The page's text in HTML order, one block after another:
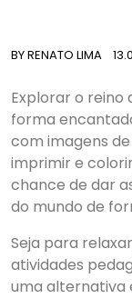
BYRENATO LIMA
Explorar o reino
forma
com imagens
imprimir e
chance de dar
do mundo de
Seja para
atividades
uma alternativa